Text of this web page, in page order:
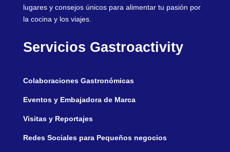
lugares y consejos únicos para alimentar tu pasión por
la cocina y los viajes.
Servicios Gastroactivity
Colaboraciones Gastronómicas
Eventos y Embajadora de Marca
Visitas y Reportajes
Redes Sociales para Pequeños negocios